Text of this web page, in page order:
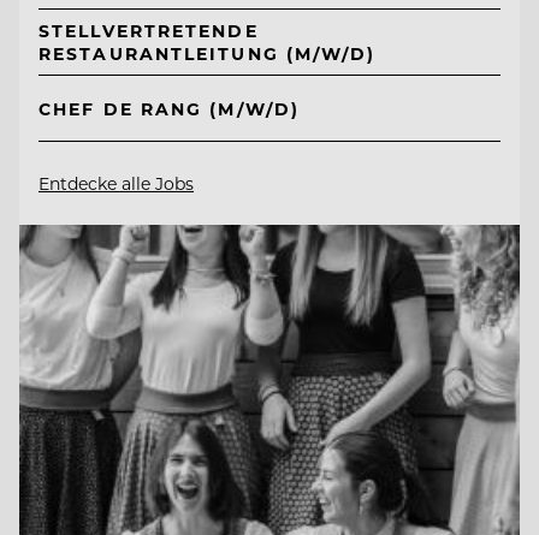
STELLVERTRETENDE
RESTAURANTLEITUNG (M/W/D)
CHEF DE RANG (M/W/D)
Entdecke alle Jobs